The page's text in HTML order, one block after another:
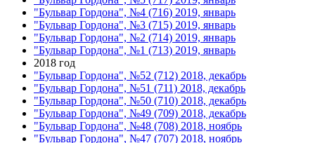
"Бульвар Гордона", №4 (716) 2019, январь
"Бульвар Гордона", №3 (715) 2019, январь
"Бульвар Гордона", №2 (714) 2019, январь
"Бульвар Гордона", №1 (713) 2019, январь
2018 год
"Бульвар Гордона", №52 (712) 2018, декабрь
"Бульвар Гордона", №51 (711) 2018, декабрь
"Бульвар Гордона", №50 (710) 2018, декабрь
"Бульвар Гордона", №49 (709) 2018, декабрь
"Бульвар Гордона", №48 (708) 2018, ноябрь
"Бульвар Гордона", №47 (707) 2018, ноябрь